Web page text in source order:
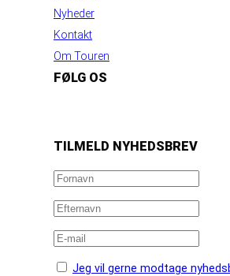
Nyheder
Kontakt
Om Touren
FØLG OS
TILMELD NYHEDSBREV
Jeg vil gerne modtage